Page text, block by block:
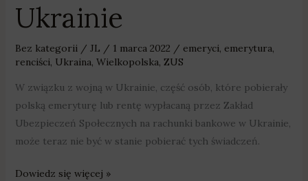
Ukrainie
Bez kategorii/ JL / 1 marca 2022 / emeryci, emerytura,
renciści, Ukraina, Wielkopolska, ZUS
W związku z wojną w Ukrainie, część osób, które pobierały
polską emeryturę lub rentę wypłacaną przez Zakład
Ubezpieczeń Społecznych na rachunki bankowe w Ukrainie,
może teraz nie być w stanie pobierać tych świadczeń.
Dowiedz się więcej »